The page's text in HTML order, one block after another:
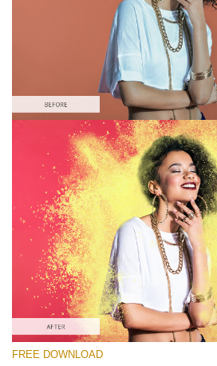
선택 해주세요
Free Photoshop Overlay #6
Small 800*533px
Color Powder
(30 Overlays)
Large 6000*4000px
FREE DOWNLOAD